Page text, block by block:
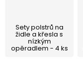
Doplňky
Sety polstrů na
židle a křesla s
nízkým
opěradlem - 4 ks